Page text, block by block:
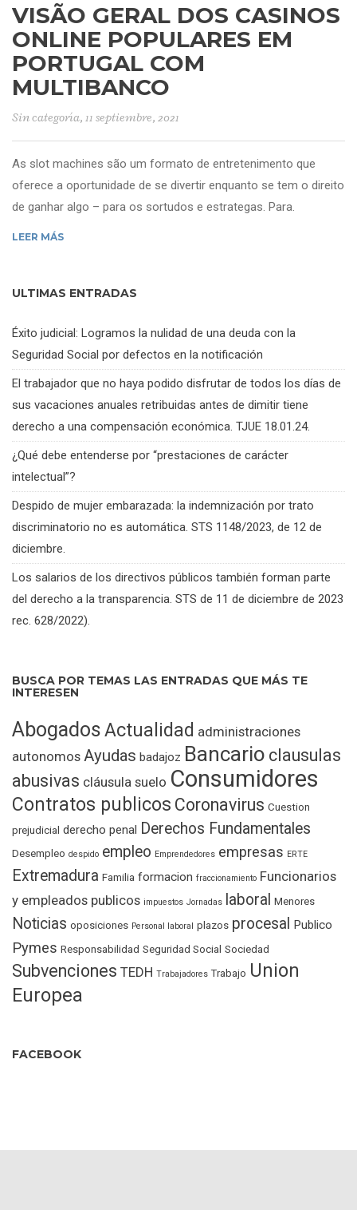
VISÃO GERAL DOS CASINOS
ONLINE POPULARES EM
PORTUGAL COM
MULTIBANCO
Sin categoría, 11 septiembre, 2021
As slot machines são um formato de entretenimento que
oferece a oportunidade de se divertir enquanto se tem o direito
de ganhar algo – para os sortudos e estrategas. Para.
LEER MÁS
ULTIMAS ENTRADAS
Éxito judicial: Logramos la nulidad de una deuda con la
Seguridad Social por defectos en la notificación
El trabajador que no haya podido disfrutar de todos los días de
sus vacaciones anuales retribuidas antes de dimitir tiene
derecho a una compensación económica. TJUE 18.01.24.
¿Qué debe entenderse por “prestaciones de carácter
intelectual”?
Despido de mujer embarazada: la indemnización por trato
discriminatorio no es automática. STS 1148/2023, de 12 de
diciembre.
Los salarios de los directivos públicos también forman parte
del derecho a la transparencia. STS de 11 de diciembre de 2023
rec. 628/2022).
BUSCA POR TEMAS LAS ENTRADAS QUE MÁS TE
INTERESEN
AbogadosActualidad administraciones
autonomos Ayudas badajoz Bancario clausulas
abusivas cláusula suelo Consumidores
Contratos publicos Coronavirus Cuestion
prejudicial derecho penal Derechos Fundamentales
Desempleo despido empleo Emprendedores empresas ERTE
Extremadura Familia formacion fraccionamiento Funcionarios
y empleados publicos impuestos Jornadas laboral Menores
Noticias oposiciones Personal laboral plazos procesal Publico
Pymes Responsabilidad Seguridad Social Sociedad
Subvenciones TEDH Trabajadores Trabajo Union
Europea
FACEBOOK